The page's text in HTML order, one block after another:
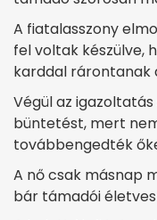
A fiatalasszony
fel voltak készülve,
karddal rárontanak
Végül az
büntetést, mert
továbbengedték
A nő csak másnap
bár támadói